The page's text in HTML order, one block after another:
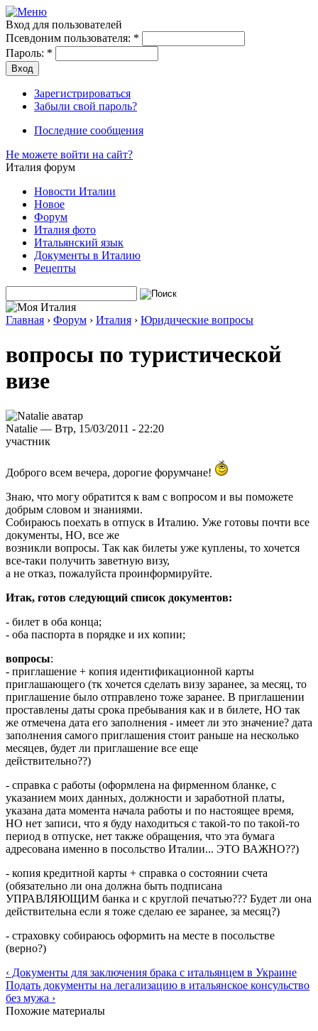
Вход для пользователей
Псевдоним пользователя: *
Пароль: *
Зарегистрироваться
Забыли свой пароль?
Последние сообщения
Не можете войти на сайт?
Италия форум
Новости Италии
Новое
Форум
Италия фото
Итальянский язык
Документы в Италию
Рецепты
Главная › Форум › Италия › Юридические вопросы
вопросы по туристической
визе
Natalie — Втр, 15/03/2011 - 22:20
участник
Доброго всем вечера, дорогие форумчане!
Знаю, что могу обратится к вам с вопросом и вы поможете
добрым словом и знаниями.
Собираюсь поехать в отпуск в Италию. Уже готовы почти все
документы, НО, все же
возникли вопросы. Так как билеты уже куплены, то хочется
все-таки получить заветную визу,
а не отказ, пожалуйста проинформируйте.
Итак, готов следующий список документов:
- билет в оба конца;
- оба паспорта в порядке и их копии;
вопросы:
- приглашение + копия идентификационной карты
приглашающего (тк хочется сделать визу заранее, за месяц, то
приглашение было отправлено тоже заранее. В приглашении
проставлены даты срока пребывания как и в билете, НО так
же отмечена дата его заполнения - имеет ли это значение? дата
заполнения самого приглашения стоит раньше на несколько
месяцев, будет ли приглашение все еще
действительно??)
- справка с работы (оформлена на фирменном бланке, с
указанием моих данных, должности и заработной платы,
указана дата момента начала работы и по настоящее время,
НО нет записи, что я буду находиться с такой-то по такой-то
период в отпуске, нет также обращения, что эта бумага
адресована именно в посольство Италии... ЭТО ВАЖНО??)
- копия кредитной карты + справка о состоянии счета
(обязательно ли она должна быть подписана
УПРАВЛЯЮЩИМ банка и с круглой печатью??? Будет ли она
действительна если я тоже сделаю ее заранее, за месяц?)
- страховку собираюсь оформить на месте в посольстве
(верно?)
‹ Документы для заключения брака с итальянцем в Украине
Подать документы на легализацию в итальянское консульство
без мужа ›
Похожие материалы